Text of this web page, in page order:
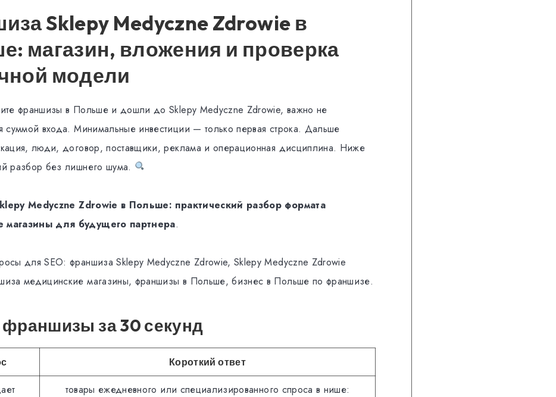
Sklepy Medyczne Zdrowie в
магазин, вложения и проверка
модели
франшизы в Польше и дошли до Sklepy Medyczne Zdrowie, важно не
суммой входа. Минимальные инвестиции — только первая строка. Дальше
люди, договор, поставщики, реклама и операционная дисциплина. Ниже
разбор без лишнего шума.
Medyczne Zdrowie в Польше: практический разбор формата
магазины для будущего партнера.
для SEO: франшиза Sklepy Medyczne Zdrowie, Sklepy Medyczne Zdrowie
медицинские магазины, франшизы в Польше, бизнес в Польше по франшизе.
за 30 секунд
Короткий ответ
товары ежедневного или специализированного спроса в нише: